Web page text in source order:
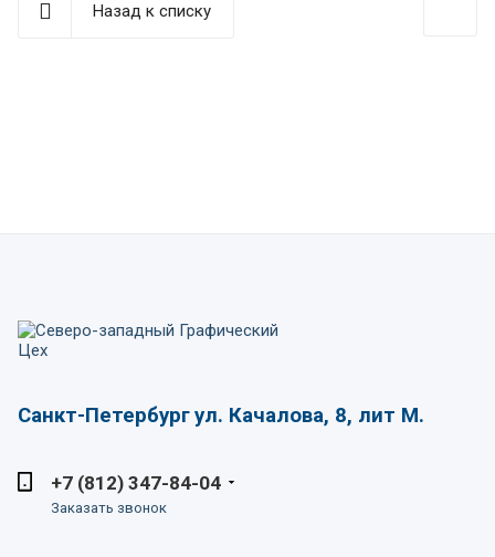
Назад к списку
Санкт-Петербургул. Качалова, 8, лит М.
+7 (812) 347-84-04
Заказать звонок